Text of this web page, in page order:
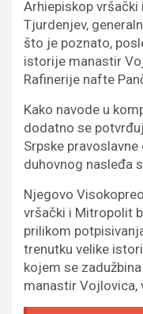
Arhiepiskop
Tjurdenjev,
što je poznato,
istorije manastir
Rafinerije nafte
Kako navode u
dodatno se
Srpske
duhovnog nasleđa
Njegovo
vršački i Mitropolit
prilikom
trenutku velike
kojem se
manastir Vojlovica,